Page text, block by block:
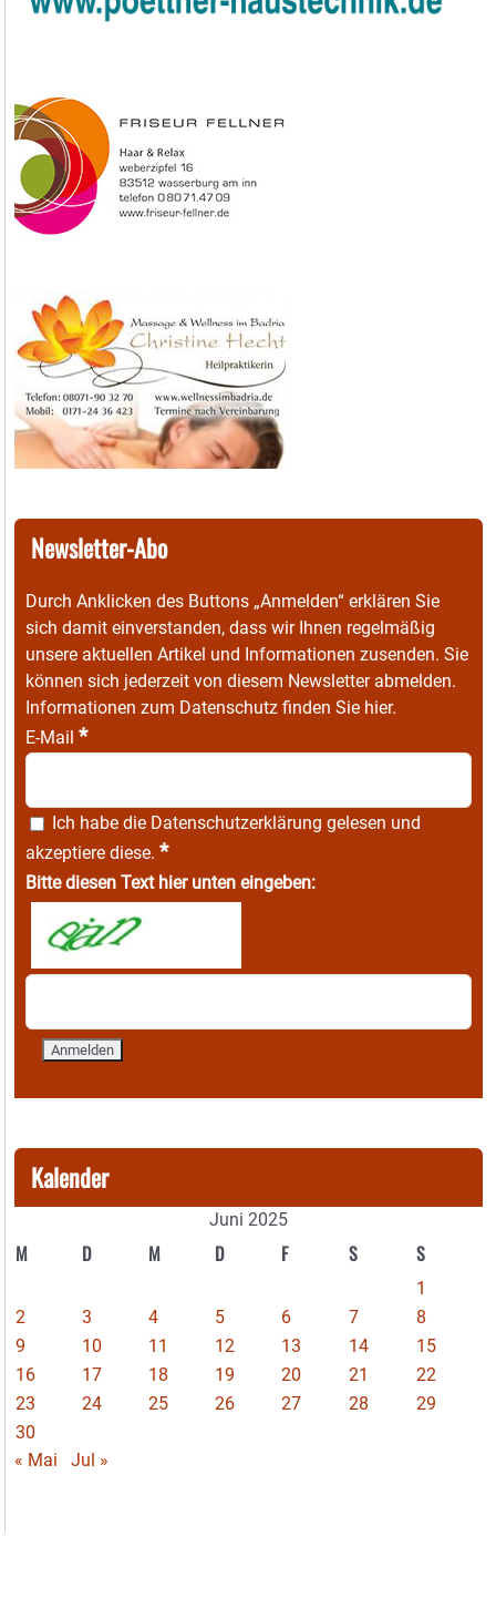
Newsletter-Abo
Durch Anklicken des Buttons „Anmelden“ erklären Sie
sich damit einverstanden, dass wir Ihnen regelmäßig
unsere aktuellen Artikel und Informationen zusenden. Sie
können sich jederzeit von diesem Newsletter abmelden.
Informationen zum Datenschutz finden Sie hier.
E-Mail *
Ich habe die Datenschutzerklärung gelesen und
akzeptiere diese. *
Bitte diesen Text hier unten eingeben:
Kalender
Juni 2025
M D M D F S S
1
2
3 4 5 6 7
8
9
10 11 12 13 14
15
16
17 18 19 20 21
22
23
24 25 26 27 28
29
30
« Mai
Jul »